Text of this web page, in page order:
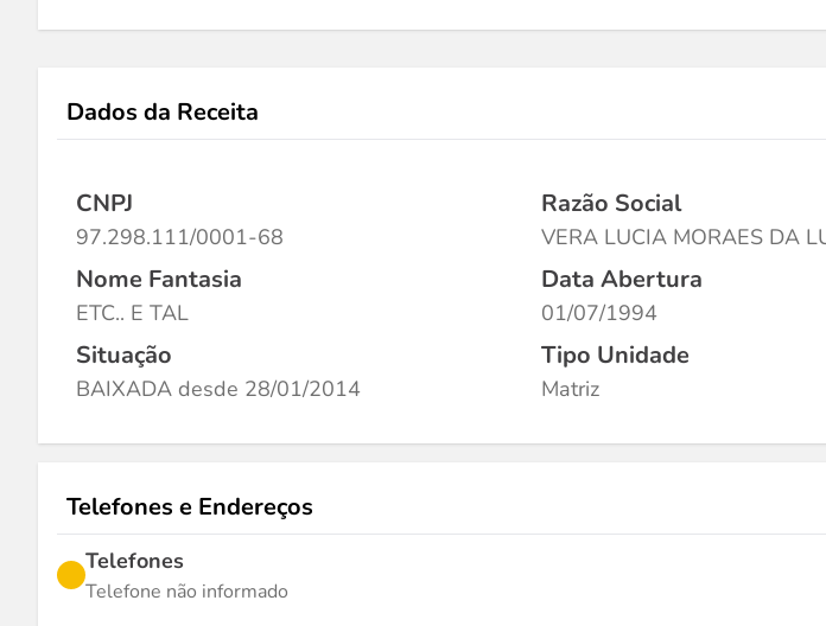
Dados da Receita
CNPJ
97.298.111/0001-68
Razão Social
VERA LUCIA MORAES DA
Nome Fantasia
ETC.. E TAL
Data Abertura
01/07/1994
Situação
BAIXADA desde 28/01/2014
Tipo Unidade
Matriz
Telefones e Endereços
Telefones
Telefone não informado